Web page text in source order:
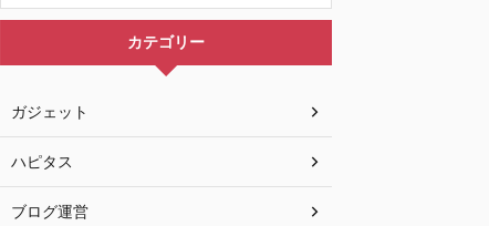
カテゴリー
ガジェット
ハピタス
ブログ運営